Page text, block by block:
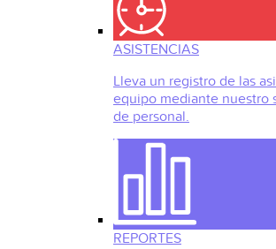
ASISTENCIAS
Lleva un registro de las
equipo mediante nuestro
de personal.
REPORTES